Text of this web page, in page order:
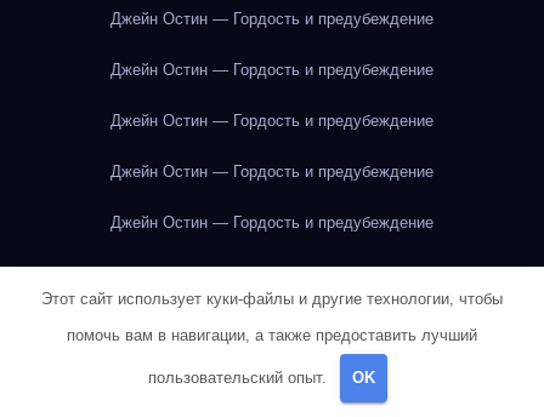
Джейн Остин — Гордость и предубеждение
Джейн Остин — Гордость и предубеждение
Джейн Остин — Гордость и предубеждение
Джейн Остин — Гордость и предубеждение
Джейн Остин — Гордость и предубеждение
Джордж Оруэлл — 1984 Джордж Оруэлл — 1984
Этот сайт использует куки-файлы и другие технологии, чтобы
помочь вам в навигации, а также предоставить лучший
пользовательский опыт. OK